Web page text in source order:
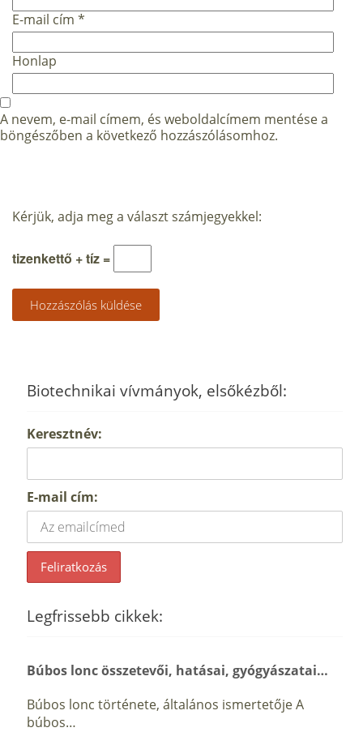
E-mail cím *
Honlap
A nevem, e-mail címem, és weboldalcímem mentése a
böngészőben a következő hozzászólásomhoz.
Kérjük, adja meg a választ számjegyekkel:
tizenkettő + tíz =
Biotechnikai vívmányok, elsőkézből:
Keresztnév:
E-mail cím:
Legfrissebb cikkek:
Búbos lonc összetevői, hatásai, gyógyászatai…
Búbos lonc története, általános ismertetője A
búbos…